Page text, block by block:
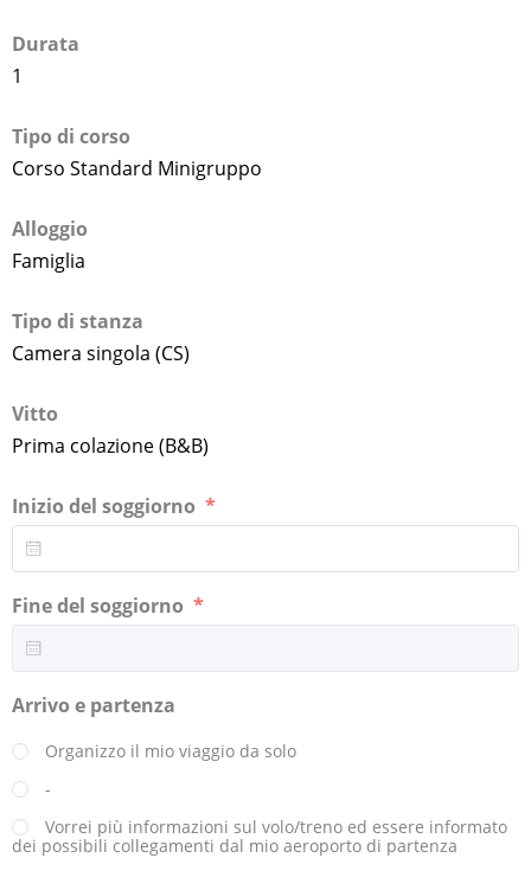
Durata
1
Tipo di corso
Corso Standard Minigruppo
Alloggio
Famiglia
Tipo di stanza
Camera singola (CS)
Vitto
Prima colazione (B&B)
Inizio del soggiorno
Fine del soggiorno
Arrivo e partenza
Organizzo il mio viaggio da solo
-
Vorrei più informazioni sul volo/treno ed essere informato
dei possibili collegamenti dal mio aeroporto di partenza